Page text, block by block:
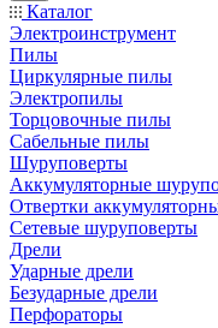
Каталог
Электроинструмент
Пилы
Циркулярные пилы
Электропилы
Торцовочные пилы
Сабельные пилы
Шуруповерты
Аккумуляторные
Отвертки
Сетевые шуруповерты
Дрели
Ударные дрели
Безударные дрели
Перфораторы